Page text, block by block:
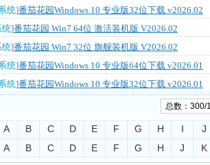
统]番茄花园Windows 10 专业版32位下载 v2026.02
统]番茄花园 Win7 64位 激活装机版 V2026.02
统]番茄花园 Win7 32位 旗舰装机版 V2026.02
统]番茄花园Windows 10 专业版64位下载 v2026.01
统]番茄花园Windows 10 专业版32位下载 v2026.01
总数：300/
A B C D E F G H I
J
A B C D E F G H J K